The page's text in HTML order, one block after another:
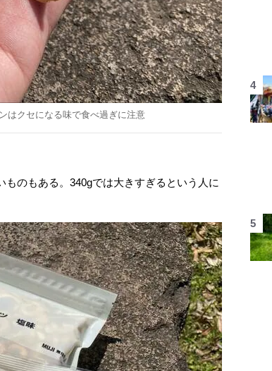
はクセになる味で食べ過ぎに注意
のもある。340gでは大きすぎるという人に